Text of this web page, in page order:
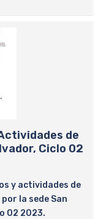
de
Ciclo 02
y actividades de
la sede San
02 2023.